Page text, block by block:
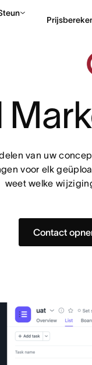
van uw
voor elk
weet welke
Contact